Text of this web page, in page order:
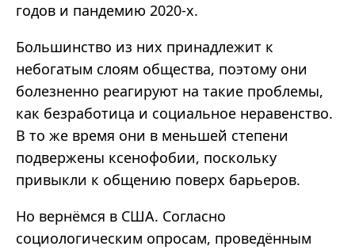
годов и пандемию 2020-х.
Большинство из них принадлежит к
небогатым слоям общества, поэтому они
болезненно реагируют на такие проблемы,
как безработица и социальное неравенство.
В то же время они в меньшей степени
подвержены ксенофобии, поскольку
привыкли к общению поверх барьеров.
Но вернёмся в США. Согласно
социологическим опросам, проведённым